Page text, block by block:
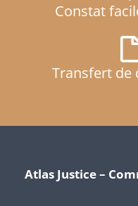
Constat
Transfert de
Atlas Justice –